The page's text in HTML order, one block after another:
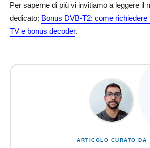
Per saperne di più vi invitiamo a leggere il
dedicato: Bonus DVB-T2: come
TV e bonus decoder.
ARTICOLO CURATO DA